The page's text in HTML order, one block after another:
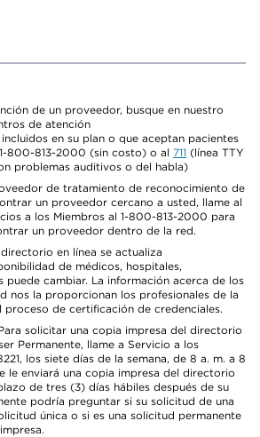
de un proveedor, busque en nuestro
de atención
en su plan o que aceptan pacientes
800-813-2000 (sin costo) o al 711 (línea TTY
problemas auditivos o del habla)
de tratamiento de reconocimiento de
un proveedor cercano a usted, llame al
a los Miembros al 1-800-813-2000 para
un proveedor dentro de la red.
en línea se actualiza
de médicos, hospitales,
puede cambiar. La información acerca de los
nos la proporcionan los profesionales de la
proceso de certificación de credenciales.
solicitar una copia impresa del directorio
Permanente, llame a Servicio a los
los siete días de la semana, de 8 a. m. a 8
le enviará una copia impresa del directorio
de tres (3) días hábiles después de su
podría preguntar si su solicitud de una
única o si es una solicitud permanente